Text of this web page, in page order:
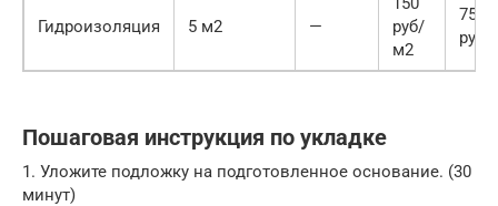
Гидроизоляция 5 м2 —
руб/
м2
750
руб
Пошаговая инструкция по укладке
1. Уложите подложку на подготовленное основание. (30
минут)